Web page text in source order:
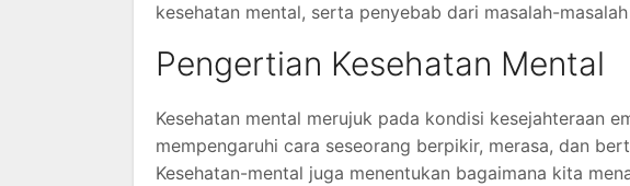
kesehatan mental, serta penyebab dari masalah-
Pengertian Kesehatan Mental
Kesehatan mental merujuk pada kondisi kesejahteraan
mempengaruhi cara seseorang berpikir, merasa, dan
Kesehatan-mental juga menentukan bagaimana kita